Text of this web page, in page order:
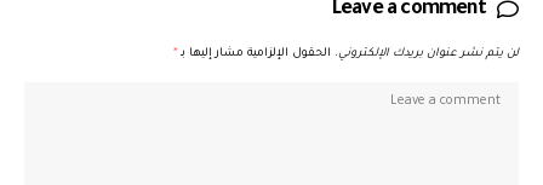
Leave a comment
لن يتم نشر عنوان بريدك الإلكتروني. الحقول الإلزامية مشار إليها بـ *